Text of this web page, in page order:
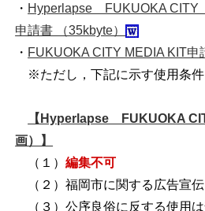
・ Hyperlapse FUKUOKA CITY
申請書 （35kbyte）
・ FUKUOKA CITY MEDIA KIT申
※ただし，下記に示す使用条件
【Hyperlapse FUKUOKA
画）】
（１）編集不可
（２）福岡市に関する広告宣
（３）公序良俗に反する使用は